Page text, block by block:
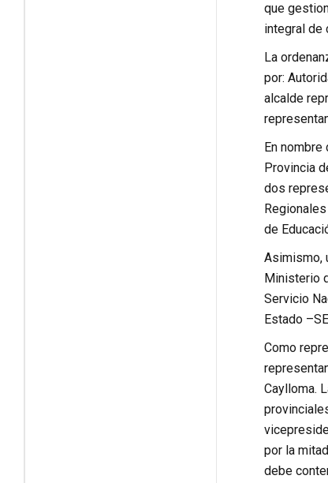
que
integral de
La
por:
alcalde
En
Provincia
dos
de
Asimismo,
Ministerio
Servicio
Estado
Como
Caylloma.
por la
debe